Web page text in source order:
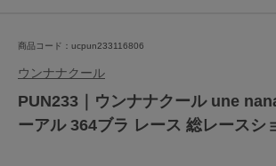
商品コード：ucpun233116806
ウンナナクール
PUN233｜ウンナナクール une
ーアル 364ブラ レース 総レースシ